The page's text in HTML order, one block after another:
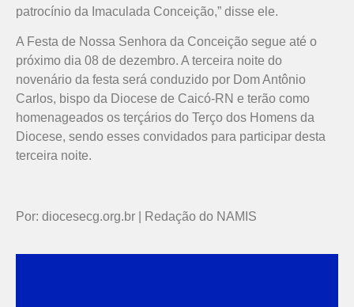
patrocínio da Imaculada Conceição,” disse ele.
A Festa de Nossa Senhora da Conceição segue até o
próximo dia 08 de dezembro. A terceira noite do
novenário da festa será conduzido por Dom Antônio
Carlos, bispo da Diocese de Caicó-RN e terão como
homenageados os terçários do Terço dos Homens da
Diocese, sendo esses convidados para participar desta
terceira noite.
Por: diocesecg.org.br | Redação do NAMIS